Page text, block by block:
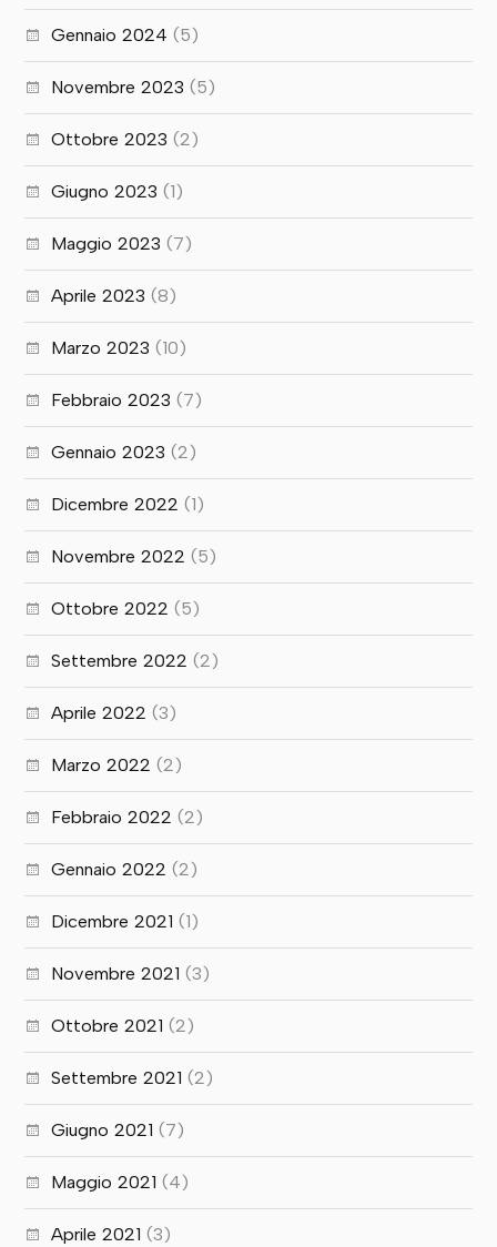
Gennaio 2024 (5)
Novembre 2023 (5)
Ottobre 2023 (2)
Giugno 2023 (1)
Maggio 2023 (7)
Aprile 2023 (8)
Marzo 2023 (10)
Febbraio 2023 (7)
Gennaio 2023 (2)
Dicembre 2022 (1)
Novembre 2022 (5)
Ottobre 2022 (5)
Settembre 2022 (2)
Aprile 2022 (3)
Marzo 2022 (2)
Febbraio 2022 (2)
Gennaio 2022 (2)
Dicembre 2021 (1)
Novembre 2021 (3)
Ottobre 2021 (2)
Settembre 2021 (2)
Giugno 2021 (7)
Maggio 2021 (4)
Aprile 2021 (3)